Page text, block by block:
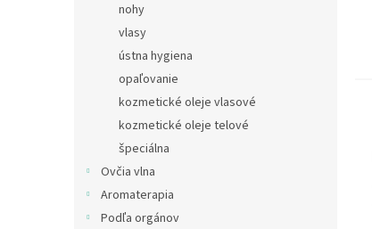
nohy
vlasy
ústna hygiena
opaľovanie
kozmetické oleje vlasové
kozmetické oleje telové
špeciálna
Ovčia vlna
Aromaterapia
Podľa orgánov